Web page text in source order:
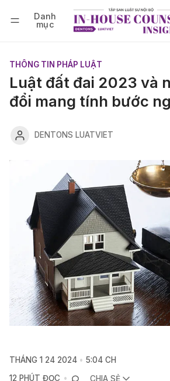
Danh
mục
Đăng ký
THÔNG TIN PHÁP LUẬT
Luật đất đai 2023 và
đổi mang tính bước
DENTONS LUATVIET
THÁNG 1 24 2024
5:04 CH
12 PHÚT ĐỌC
CHIA SẺ